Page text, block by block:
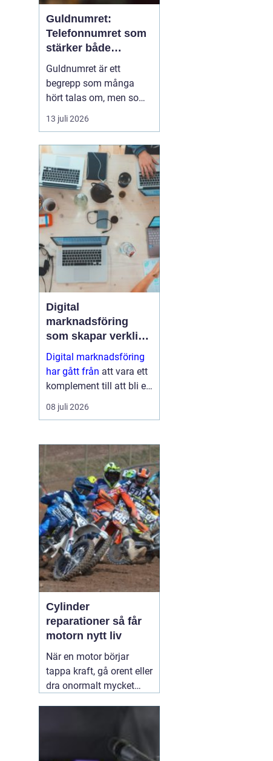
Guldnumret:
Telefonnumret som
stärker både
varumärke och
vardag
Guldnumret är ett
begrepp som många
hört talas om, men som
färre har funderat
igenom strategiskt. Med
och ofta symmetriskt
telefonnummer kan
både företag och
privatpersoner göra
kommuni...
13 juli 2026
Digital
marknadsföring
som skapar verkliga
resultat
Digital marknadsföring
har gått från att vara ett
komplement till att bli en
central del i hur företag
växer, bygger förtroende
08 juli 2026
Cylinder
reparationer så får
motorn nytt liv
När en motor börjar
tappa kraft, gå orent eller
dra onormalt mycket
gör att motorn inte
längre arbetar tätt och